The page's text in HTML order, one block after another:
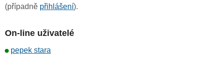
(případně přihlášení).
On-line uživatelé
pepek stara